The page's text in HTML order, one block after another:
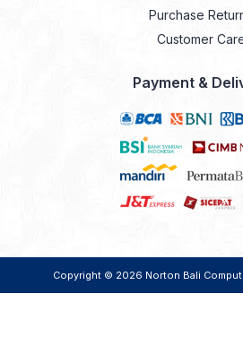
Purchase
Customer
Payment &
Copyright © 2026 Norton Bali